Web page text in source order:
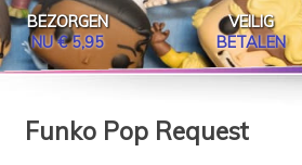
BEZORGEN
NU € 5,95
VEILIG
BETALEN
Funko Pop Request